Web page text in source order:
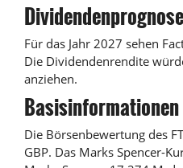
Für das Jahr 2027 sehen
Die Dividendenrendite
anziehen.
Die Börsenbewertung des
GBP. Das Marks Spencer-